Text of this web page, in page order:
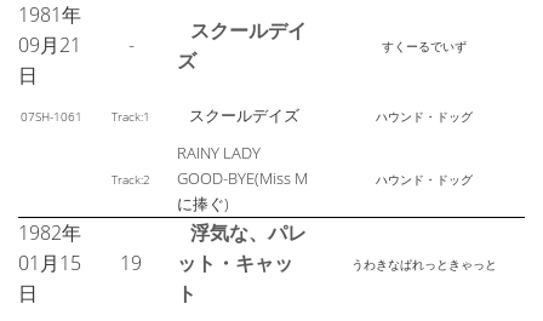
1981年
09月21
日
-
スクールデイ
ズ
すくーるでいず
07SH-1061 Track:1 スクールデイズ ハウンド・ドッグ
Track:2
RAINY LADY
GOOD-BYE(Miss M
に捧ぐ)
ハウンド・ドッグ
1982年
01月15
日
19
浮気な、パレ
ット・キャッ
ト
うわきなぱれっときゃっと